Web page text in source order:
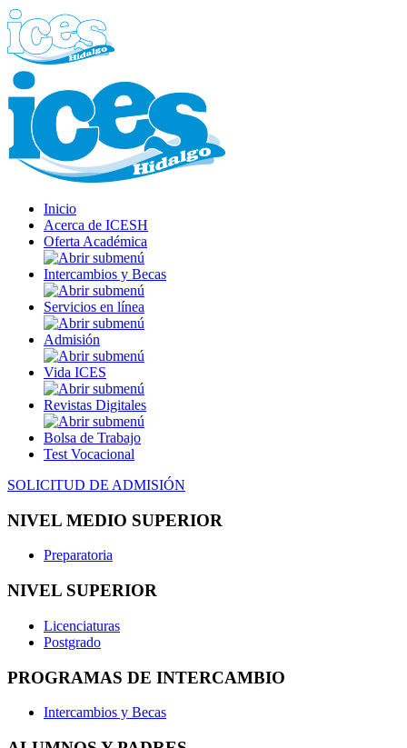
Inicio
Acerca de ICESH
Oferta Académica
Intercambios y Becas
Servicios en línea
Admisión
Vida ICES
Revistas Digitales
Bolsa de Trabajo
Test Vocacional
SOLICITUD DE ADMISIÓN
NIVEL MEDIO SUPERIOR
Preparatoria
NIVEL SUPERIOR
Licenciaturas
Postgrado
PROGRAMAS DE INTERCAMBIO
Intercambios y Becas